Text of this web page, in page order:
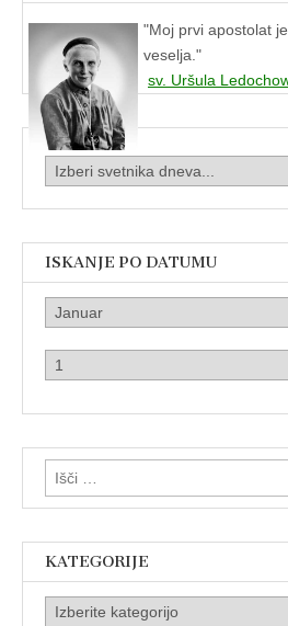
"Moj prvi apostolat
veselja."
sv. Uršula
ISKANJE PO DATUMU
Išči:
KATEGORIJE
Kategorije